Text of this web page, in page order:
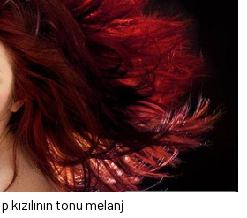
kızılının tonu melanj